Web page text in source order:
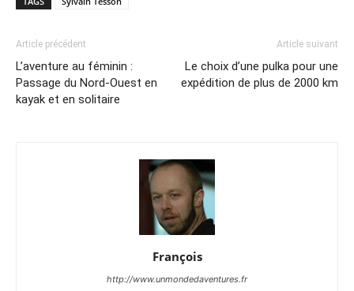
Article précédent
L’aventure au féminin :
Passage du Nord-Ouest en
kayak et en solitaire
Article suivant
Le choix d’une pulka pour une
expédition de plus de 2000 km
François
http://www.unmondedaventures.fr